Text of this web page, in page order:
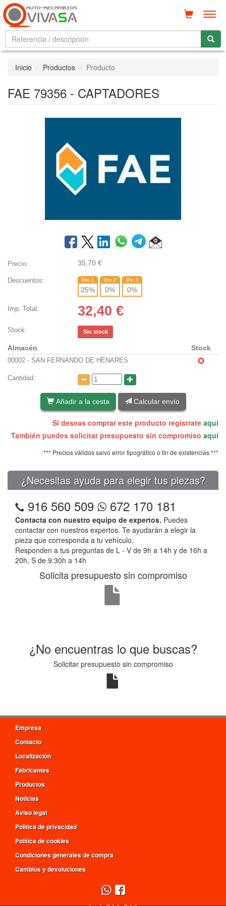
Inicio Productos Producto
FAE 79356 - CAPTADORES
Precio: 35,70 €
Descuentos: Dto.1
25%
Dto.2
0%
Dto.3
0%
Imp. Total: 32,40 €
Stock: Sin stock
Almacén Stock
00002 - SAN FERNANDO DE HENARES
Cantidad:
Añadir a la cesta Calcular envío
Si deseas comprar este producto regístrate aquí
También puedes solicitar presupuesto sin compromiso aquí
*** Precios válidos salvo error tipográfico o fin de existencias ***
¿Necesitas ayuda para elegir tus piezas?
916 560 509 672 170 181
Contacta con nuestro equipo de expertos. Puedes
contactar con nuestros expertos. Te ayudarán a elegir la
pieza que corresponda a tu vehículo.
Responden a tus preguntas de L - V de 9h a 14h y de 16h a
20h, S de 9:30h a 14h
Solicita presupuesto sin compromiso
¿No encuentras lo que buscas?
Solicitar presupuesto sin compromiso
Empresa
Contacto
Localización
Fabricantes
Productos
Noticias
Aviso legal
Política de privacidad
Política de cookies
Condiciones generales de compra
Cambios y devoluciones